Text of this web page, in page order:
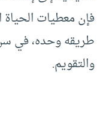
فإن معطيات
طريقه وحده، في
والتقويم.